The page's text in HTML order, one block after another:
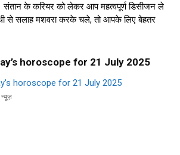
के करियर को लेकर आप महत्वपूर्ण डिसीजन ले
से सलाह मशवरा करके चले, तो आपके लिए बेहतर
horoscope for 21 July 2025
न्यूज़